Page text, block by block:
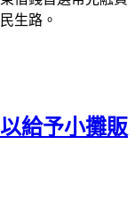
生路。
給予小攤販